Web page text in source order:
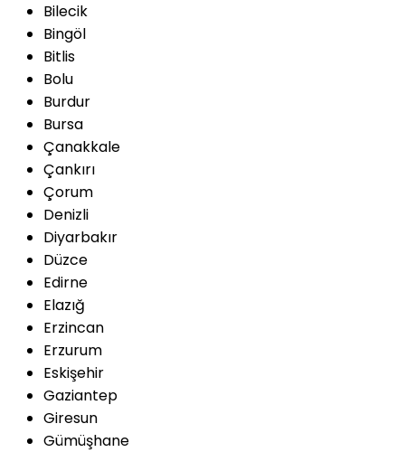
Bilecik
Bingöl
Bitlis
Bolu
Burdur
Bursa
Çanakkale
Çankırı
Çorum
Denizli
Diyarbakır
Düzce
Edirne
Elazığ
Erzincan
Erzurum
Eskişehir
Gaziantep
Giresun
Gümüşhane